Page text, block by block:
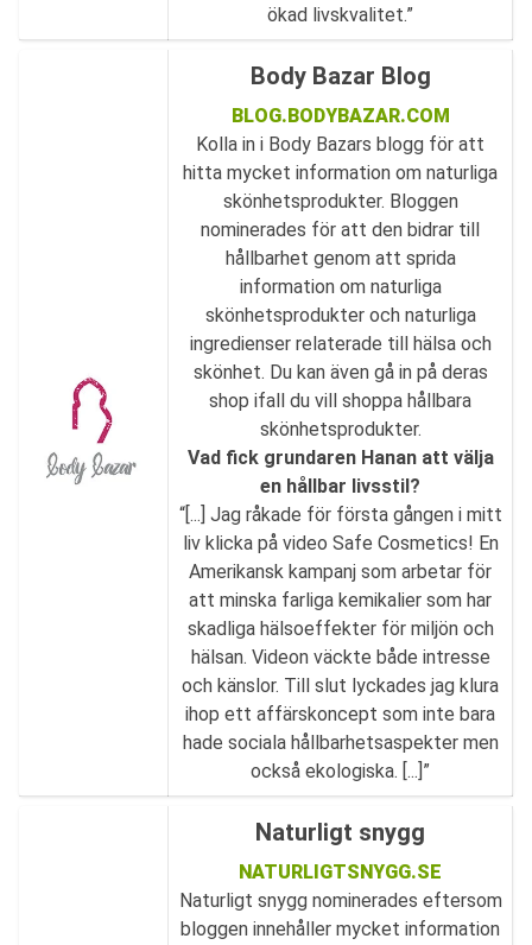
ökad livskvalitet.”
Body Bazar Blog
BLOG.BODYBAZAR.COM
Kolla in i Body Bazars blogg för att
hitta mycket information om naturliga
skönhetsprodukter. Bloggen
nominerades för att den bidrar till
hållbarhet genom att sprida
information om naturliga
skönhetsprodukter och naturliga
ingredienser relaterade till hälsa och
skönhet. Du kan även gå in på deras
shop ifall du vill shoppa hållbara
skönhetsprodukter.
Vad fick grundaren Hanan att välja
en hållbar livsstil?
“[...] Jag råkade för första gången i mitt
liv klicka på video Safe Cosmetics! En
Amerikansk kampanj som arbetar för
att minska farliga kemikalier som har
skadliga hälsoeffekter för miljön och
hälsan. Videon väckte både intresse
och känslor. Till slut lyckades jag klura
ihop ett affärskoncept som inte bara
hade sociala hållbarhetsaspekter men
också ekologiska. [...]”
Naturligt snygg
NATURLIGTSNYGG.SE
Naturligt snygg nominerades eftersom
bloggen innehåller mycket information